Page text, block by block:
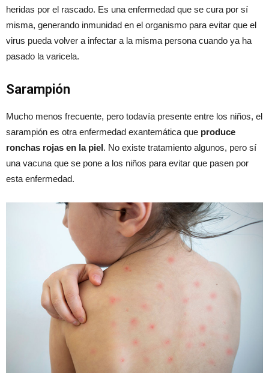
heridas por el rascado. Es una enfermedad que se cura por sí
misma, generando inmunidad en el organismo para evitar que el
virus pueda volver a infectar a la misma persona cuando ya ha
pasado la varicela.
Sarampión
Mucho menos frecuente, pero todavía presente entre los niños, el
sarampión es otra enfermedad exantemática que produce
ronchas rojas en la piel. No existe tratamiento algunos, pero sí
una vacuna que se pone a los niños para evitar que pasen por
esta enfermedad.